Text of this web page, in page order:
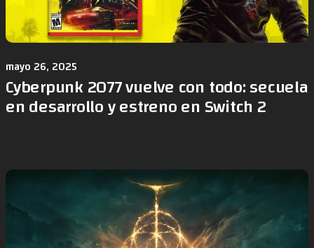
mayo 26, 2025
Cyberpunk 2077 vuelve con todo: secuela
en desarrollo y estreno en Switch 2